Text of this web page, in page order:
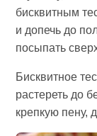
бисквитным
и допечь до
посыпать
Бисквитное
растереть до
крепкую пену,